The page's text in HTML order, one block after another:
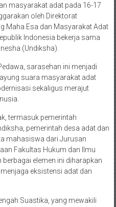
masyarakat adat pada 16-17
oleh Direktorat
Maha Esa dan Masyarakat Adat
Indonesia bekerja sama
(Undiksha).
sarasehan ini menjadi
suara masyarakat adat
sekaligus merajut
termasuk pemerintah
pemerintah desa adat dan
mahasiswa dari Jurusan
Fakultas Hukum dan Ilmu
elemen ini diharapkan
eksistensi adat dan
Suastika, yang mewakili